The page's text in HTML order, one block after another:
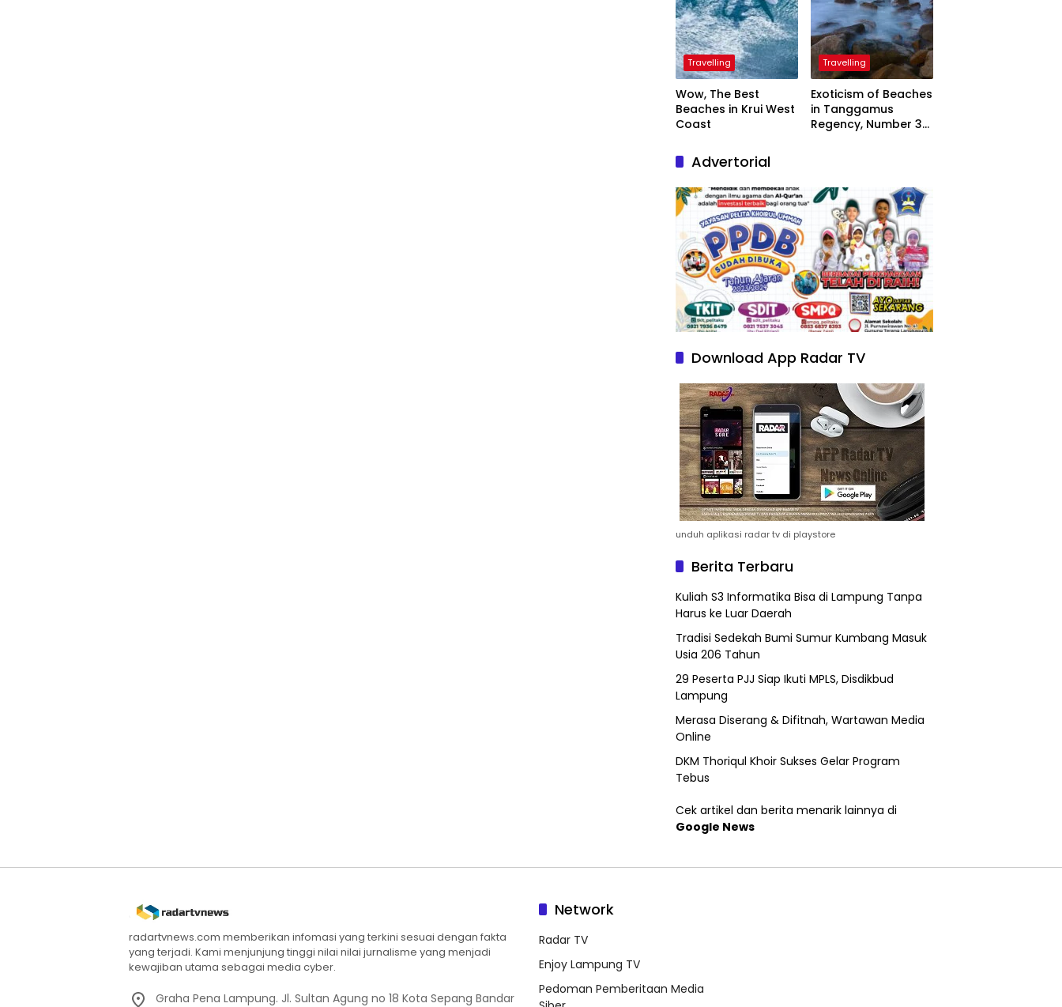
Travelling
Wow, The Best
Beaches in Krui West
Coast
Travelling
Exoticism of Beaches
in Tanggamus
Regency, Number 3
Advertorial
Download App Radar TV
unduh aplikasi radar tv di playstore
Berita Terbaru
Kuliah S3 Informatika Bisa di Lampung Tanpa
Harus ke Luar Daerah
Tradisi Sedekah Bumi Sumur Kumbang Masuk
Usia 206 Tahun
29 Peserta PJJ Siap Ikuti MPLS, Disdikbud
Lampung
Merasa Diserang & Difitnah, Wartawan Media
Online
DKM Thoriqul Khoir Sukses Gelar Program
Tebus
Cek artikel dan berita menarik lainnya di
Google News
radartvnews.com memberikan infomasi yang terkini sesuai dengan fakta
yang terjadi. Kami menjunjung tinggi nilai nilai jurnalisme yang menjadi
kewajiban utama sebagai media cyber.
Graha Pena Lampung. Jl. Sultan Agung no 18 Kota Sepang Bandar
Network
Radar TV
Enjoy Lampung TV
Pedoman Pemberitaan Media